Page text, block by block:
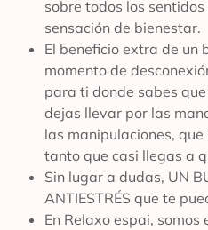
sobre todos los
sensación de bienestar.
El beneficio extra de un
momento de
para ti donde sabes
dejas llevar por las
las manipulaciones,
tanto que casi llegas a
Sin lugar a dudas, UN
ANTIESTRÉS que te
En Relaxo espai,